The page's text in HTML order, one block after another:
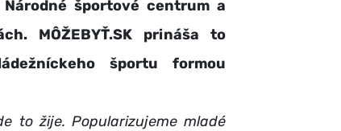
športové centrum a
MÔŽEBYŤ.SK
prináša to
športu formou
to žije. Popularizujeme mladé